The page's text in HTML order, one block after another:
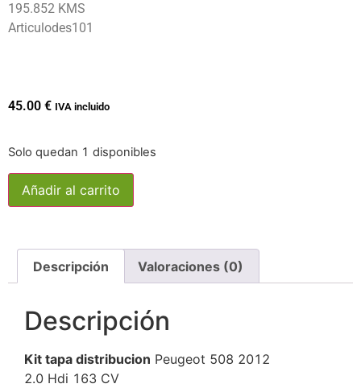
195.852 KMS
Articulodes101
45.00 € IVA incluido
Solo quedan 1 disponibles
Añadir al carrito
Descripción Valoraciones (0)
Descripción
Kit tapa distribucion Peugeot 508 2012
2.0 Hdi 163 CV